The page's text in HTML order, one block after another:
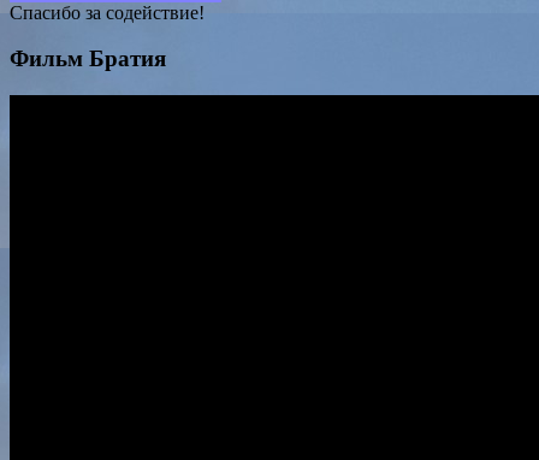
Спасибо за содействие!
Фильм Братия